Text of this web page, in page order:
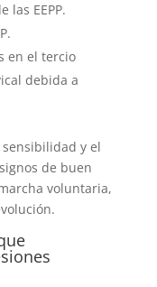
las EEPP.
en el tercio
debida a
y el
de buen
voluntaria,